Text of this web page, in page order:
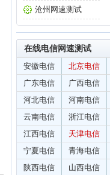
沧州网速测试
在线电信网速测试
安徽电信 北京电信
广东电信
广西电信
河北电信
河南电信
云南电信
浙江电信
江西电信
天津电信
宁夏电信
青海电信
陕西电信
山西电信